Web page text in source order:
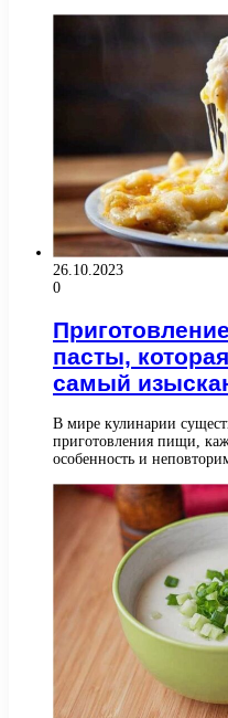
26.10.2023
0
пасты,
самый
В мире кулинарии
приготовления пищи,
особенность и